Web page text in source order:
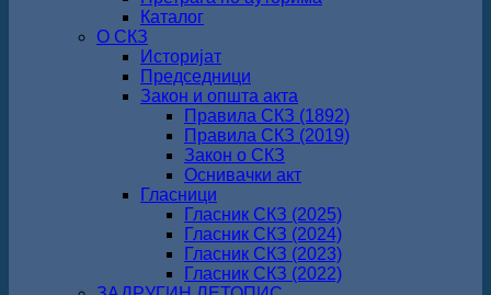
Каталог
О СКЗ
Историјат
Председници
Закон и општа акта
Правила СКЗ (1892)
Правила СКЗ (2019)
Закон о СКЗ
Оснивачки акт
Гласници
Гласник СКЗ (2025)
Гласник СКЗ (2024)
Гласник СКЗ (2023)
Гласник СКЗ (2022)